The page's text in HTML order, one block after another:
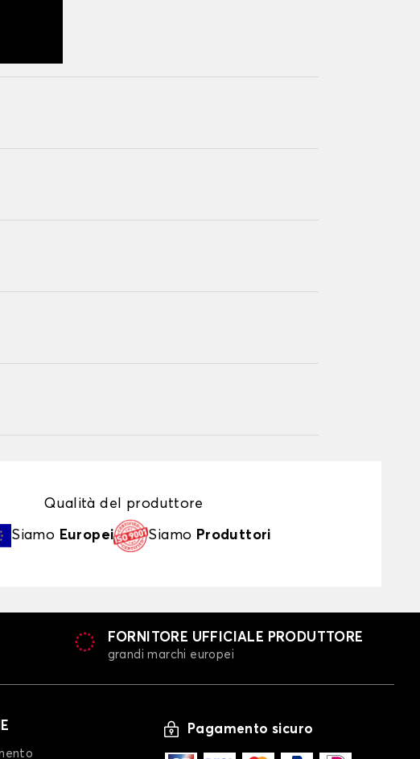
Qualità del produttore
Siamo Europei Siamo Produttori
FORNITORE UFFICIALE PRODUTTORE
grandi marchi europei
Pagamento sicuro